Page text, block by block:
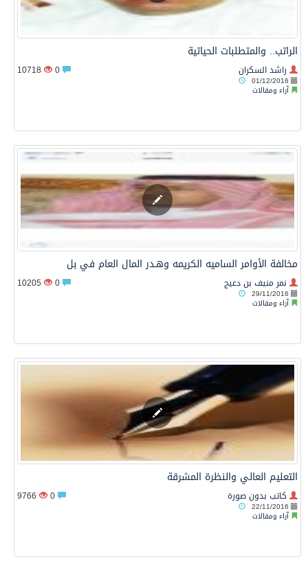
الراتب.. والمتطلبات الحياتية
راشد السكران
01/12/2016
آراء ومقالات
10718
مخالفة الأوامر الساميه الكريمه وهـدر المال العام في بل
نمر منيف بن دعيج
29/11/2016
آراء ومقالات
10205
التعليم العالي والنظرة المشرقة
كاتب بدون صورة
22/11/2016
آراء ومقالات
9766